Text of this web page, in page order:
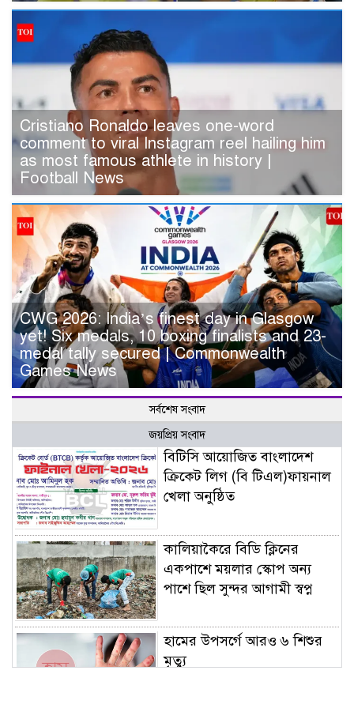
Cristiano Ronaldo leaves one-word
comment to viral Instagram reel hailing him
as most famous athlete in history |
Football News
CWG 2026: India’s finest day in Glasgow
yet! Six medals, 10 boxing finalists and 23-
medal tally secured | Commonwealth
Games News
সর্বশেষ সংবাদ
জয়প্রিয় সংবাদ
বিটিসি আয়োজিত বাংলাদেশ
ক্রিকেট লিগ (বি টিএল)ফায়নাল
খেলা অনুষ্ঠিত
কালিয়াকৈরে বিডি ক্লিনের
একপাশে ময়লার স্কোপ অন্য
পাশে ছিল সুন্দর আগামী স্বপ্ন
হামের উপসর্গে আরও ৬ শিশুর
মৃত্যু